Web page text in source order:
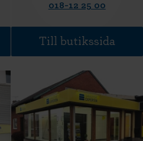
018-12 25 00
Till butikssida